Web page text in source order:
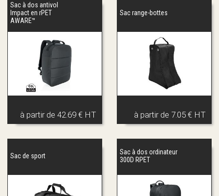
Sac à dos antivol
Impact en rPET
AWARE™
à partir de 42.69 € HT
Sac range-bottes
à partir de 7.05 € HT
Sac de sport
Sac à dos ordinateur
300D RPET